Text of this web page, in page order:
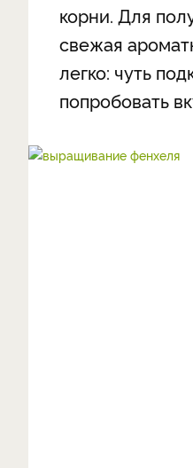
корни. Для
свежая
легко: чуть
попробовать